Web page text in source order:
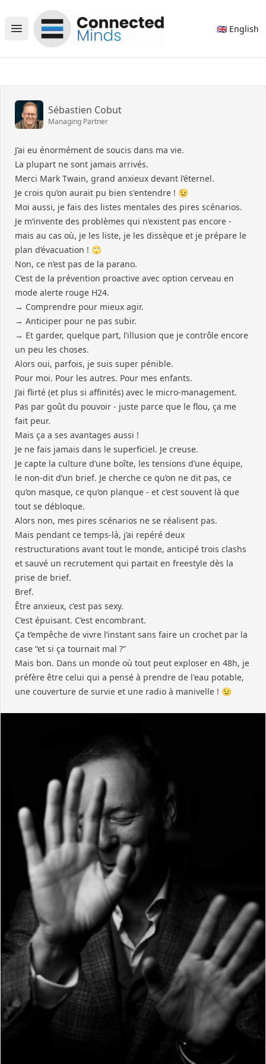
Open main menu
Connected Minds
🇬🇧 English
Sébastien Cobut
Managing Partner
J’ai eu énormément de soucis dans ma vie.
La plupart ne sont jamais arrivés.
Merci Mark Twain, grand anxieux devant l’éternel.
Je crois qu’on aurait pu bien s'entendre ! 😉
Moi aussi, je fais des listes mentales des pires scénarios.
Je m’invente des problèmes qui n’existent pas encore -
mais au cas où, je les liste, je les dissèque et je prépare le
plan d’évacuation ! 🙄
Non, ce n’est pas de la parano.
C’est de la prévention proactive avec option cerveau en
mode alerte rouge H24.
→ Comprendre pour mieux agir.
→ Anticiper pour ne pas subir.
→ Et garder, quelque part, l’illusion que je contrôle encore
un peu les choses.
Alors oui, parfois, je suis super pénible.
Pour moi. Pour les autres. Pour mes enfants.
J’ai flirté (et plus si affinités) avec le micro-management.
Pas par goût du pouvoir - juste parce que le flou, ça me
fait peur.
Mais ça a ses avantages aussi !
Je ne fais jamais dans le superficiel. Je creuse.
Je capte la culture d’une boîte, les tensions d’une équipe,
le non-dit d’un brief. Je cherche ce qu’on ne dit pas, ce
qu’on masque, ce qu’on planque - et c’est souvent là que
tout se débloque.
Alors non, mes pires scénarios ne se réalisent pas.
Mais pendant ce temps-là, j’ai repéré deux
restructurations avant tout le monde, anticipé trois clashs
et sauvé un recrutement qui partait en freestyle dès la
prise de brief.
Bref.
Être anxieux, c’est pas sexy.
C’est épuisant. C’est encombrant.
Ça t’empêche de vivre l’instant sans faire un crochet par la
case “et si ça tournait mal ?”
Mais bon. Dans un monde où tout peut exploser en 48h, je
préfère être celui qui a pensé à prendre de l'eau potable,
une couverture de survie et une radio à manivelle ! 😉